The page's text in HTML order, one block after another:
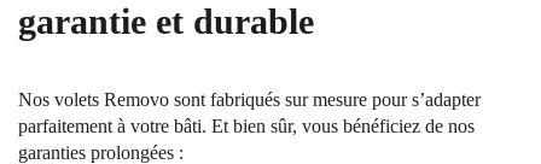
garantie et durable
Nos volets Removo sont fabriqués sur mesure pour s’adapter
parfaitement à votre bâti. Et bien sûr, vous bénéficiez de nos
garanties prolongées :